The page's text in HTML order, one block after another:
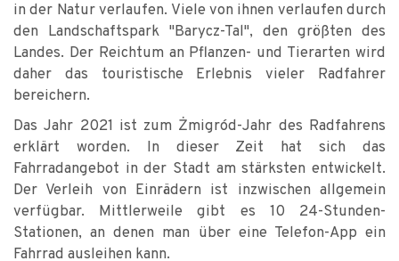
in der Natur verlaufen. Viele von ihnen verlaufen durch
den Landschaftspark "Barycz-Tal", den größten des
Landes. Der Reichtum an Pflanzen- und Tierarten wird
daher das touristische Erlebnis vieler Radfahrer
bereichern.
Das Jahr 2021 ist zum Żmigród-Jahr des Radfahrens
erklärt worden. In dieser Zeit hat sich das
Fahrradangebot in der Stadt am stärksten entwickelt.
Der Verleih von Einrädern ist inzwischen allgemein
verfügbar. Mittlerweile gibt es 10 24-Stunden-
Stationen, an denen man über eine Telefon-App ein
Fahrrad ausleihen kann.